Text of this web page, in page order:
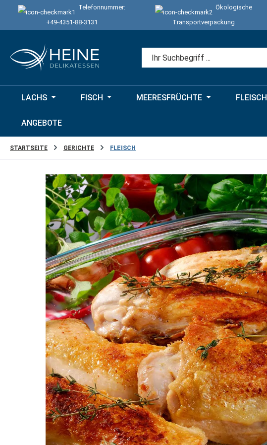
Hauptinhalt springen
Zur Suche springen
Zur Hauptnavigation springen
Telefonnummer:
+49-4351-88-3131
Ökologische
Transportverpackung
LACHS FISCH MEERESFRÜCHTE FLEISCH
ANGEBOTE
STARTSEITE GERICHTE FLEISCH
Bildergalerie überspringen